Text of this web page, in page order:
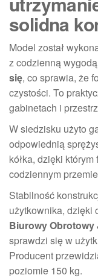
solidna
Model został
z codzienną
się, co sprawia, że
czystości. To
gabinetach i
W siedzisku użyto
odpowiednią
kółka, dzięki
codziennym
Stabilność
użytkownika, dzięki
Biurowy Obrotowy
sprawdzi się w
Producent
poziomie 150 kg.